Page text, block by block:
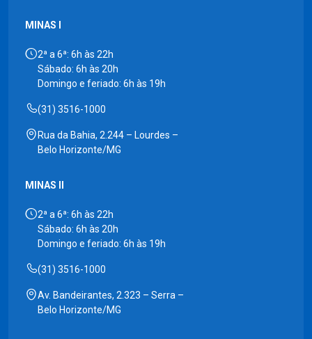
MINAS I
2ª a 6ª: 6h às 22h
Sábado: 6h às 20h
Domingo e feriado: 6h às 19h
(31) 3516-1000
Rua da Bahia, 2.244 – Lourdes –
Belo Horizonte/MG
MINAS II
2ª a 6ª: 6h às 22h
Sábado: 6h às 20h
Domingo e feriado: 6h às 19h
(31) 3516-1000
Av. Bandeirantes, 2.323 – Serra –
Belo Horizonte/MG